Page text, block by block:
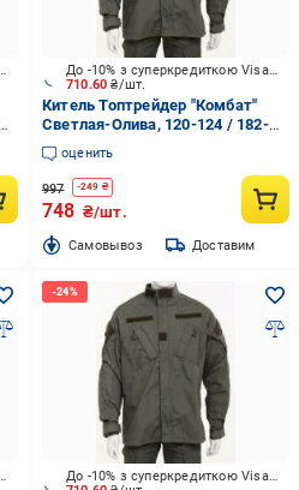
710.60₴/шт.
До -10% з суперкредиткою Visa Вигода
Китель Топтрейдер "Комбат"
Светлая-Олива, 120-124 / 182-
188cм р.XXL
оценить
997 -249 ₴
748 ₴/шт.
Cамовывоз Доставим
До -10% з суперкредиткою Visa Вигода